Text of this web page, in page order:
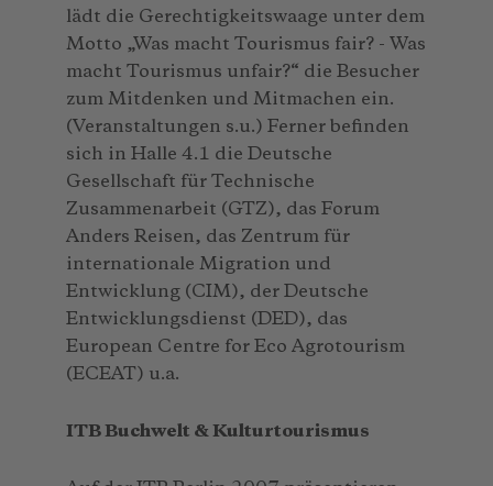
lädt die Gerechtigkeitswaage unter dem
Motto „Was macht Tourismus fair? - Was
macht Tourismus unfair?“ die Besucher
zum Mitdenken und Mitmachen ein.
(Veranstaltungen s.u.) Ferner befinden
sich in Halle 4.1 die Deutsche
Gesellschaft für Technische
Zusammenarbeit (GTZ), das Forum
Anders Reisen, das Zentrum für
internationale Migration und
Entwicklung (CIM), der Deutsche
Entwicklungsdienst (DED), das
European Centre for Eco Agrotourism
(ECEAT) u.a.
ITB Buchwelt & Kulturtourismus